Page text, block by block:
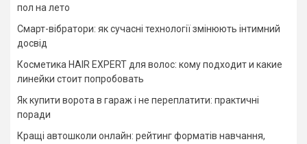
пол на лето
Смарт-вібратори: як сучасні технології змінюють інтимний
досвід
Косметика HAIR EXPERT для волос: кому подходит и какие
линейки стоит попробовать
Як купити ворота в гараж і не переплатити: практичні
поради
Кращі автошколи онлайн: рейтинг форматів навчання,